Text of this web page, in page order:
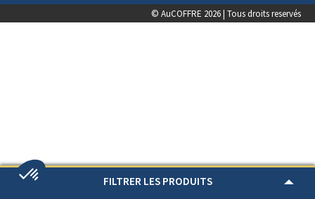
FILTRER LES PRODUITS
© AuCOFFRE 2026 | Tous droits reservés